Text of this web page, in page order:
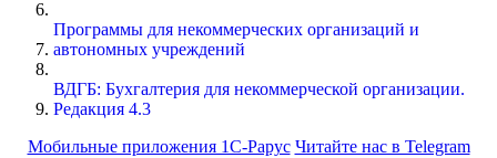
Программы для некоммерческих организаций и
автономных учреждений
ВДГБ: Бухгалтерия для некоммерческой организации.
Редакция 4.3
Мобильные приложения 1С-Рарус Читайте нас в Telegram